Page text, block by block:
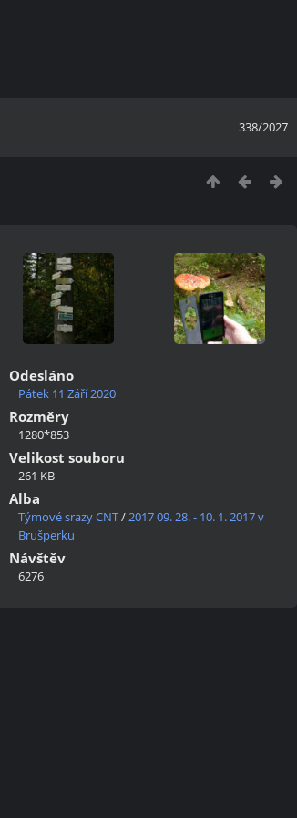
338/2027
Odesláno
Pátek 11 Září 2020
Rozměry
1280*853
Velikost souboru
261 KB
Alba
Týmové srazy CNT/2017 09. 28. - 10. 1. 2017 v
Brušperku
Návštěv
6276